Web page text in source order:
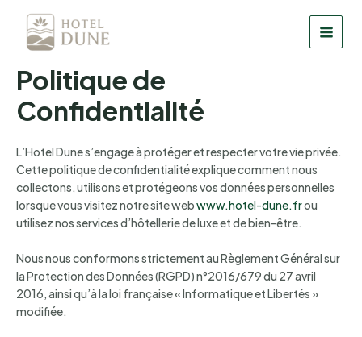
contenu
Politique de
Confidentialité
L’Hotel Dune s’engage à protéger et respecter votre vie privée.
Cette politique de confidentialité explique comment nous
collectons, utilisons et protégeons vos données personnelles
lorsque vous visitez notre site webwww.hotel-dune.frou
utilisez nos services d’hôtellerie de luxe et de bien-être.
Nous nous conformons strictement au Règlement Général sur
la Protection des Données (RGPD) n°2016/679 du 27 avril
2016, ainsi qu’à la loi française « Informatique et Libertés »
modifiée.